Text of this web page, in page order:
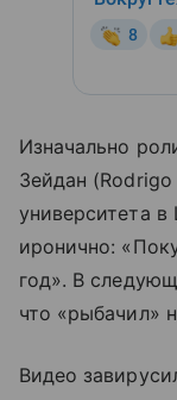
Изначально
Зейдан
университета
иронично:
год». В
что «рыбачил»
Видео